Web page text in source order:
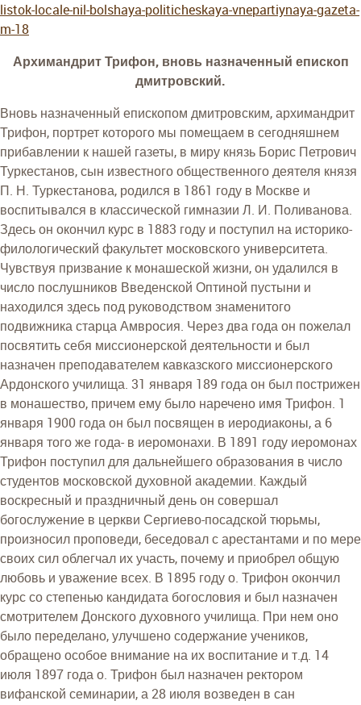
listok-locale-nil-bolshaya-politicheskaya-vnepartiynaya-gazeta-
m-18
Архимандрит Трифон, вновь назначенный епископ
дмитровский.
Вновь назначенный епископом дмитровским, архимандрит
Трифон, портрет которого мы помещаем в сегодняшнем
прибавлении к нашей газеты, в миру князь Борис Петрович
Туркестанов, сын известного общественного деятеля князя
П. Н. Туркестанова, родился в 1861 году в Москве и
воспитывался в классической гимназии Л. И. Поливанова.
Здесь он окончил курс в 1883 году и поступил на историко-
филологический факультет московского университета.
Чувствуя призвание к монашеской жизни, он удалился в
число послушников Введенской Оптиной пустыни и
находился здесь под руководством знаменитого
подвижника старца Амвросия. Через два года он пожелал
посвятить себя миссионерской деятельности и был
назначен преподавателем кавказского миссионерского
Ардонского училища. 31 января 189 года он был пострижен
в монашество, причем ему было наречено имя Трифон. 1
января 1900 года он был посвящен в иеродиаконы, а 6
января того же года- в иеромонахи. В 1891 году иеромонах
Трифон поступил для дальнейшего образования в число
студентов московской духовной академии. Каждый
воскресный и праздничный день он совершал
богослужение в церкви Сергиево-посадской тюрьмы,
произносил проповеди, беседовал с арестантами и по мере
своих сил облегчал их участь, почему и приобрел общую
любовь и уважение всех. В 1895 году о. Трифон окончил
курс со степенью кандидата богословия и был назначен
смотрителем Донского духовного училища. При нем оно
было переделано, улучшено содержание учеников,
обращено особое внимание на их воспитание и т.д. 14
июля 1897 года о. Трифон был назначен ректором
вифанской семинарии, а 28 июля возведен в сан